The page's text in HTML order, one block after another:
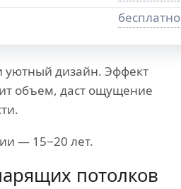
бесплатно
уютный дизайн. Эффект
объем, даст ощущение
— 15−20 лет.
потолков